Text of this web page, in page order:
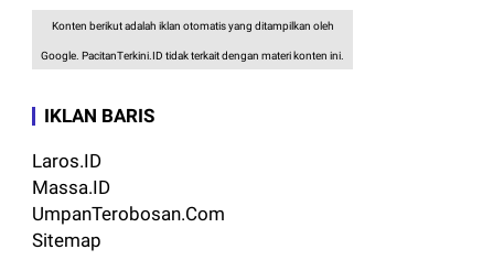
Konten berikut adalah iklan otomatis yang ditampilkan oleh
Google. PacitanTerkini.ID tidak terkait dengan materi konten ini.
IKLAN BARIS
Laros.ID
Massa.ID
UmpanTerobosan.Com
Sitemap